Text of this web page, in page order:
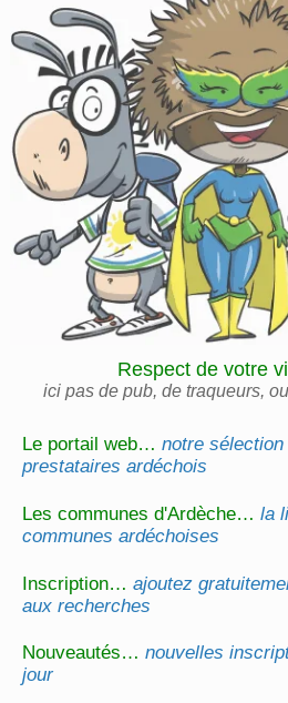
Le portail web…notre
prestataires ardéchois
Les communes d'Ardèche…la
communes ardéchoises
Inscription…ajoutez
aux recherches
Nouveautés…nouvelles
jour
Respect de votre
ici pas de pub, de traqueurs,